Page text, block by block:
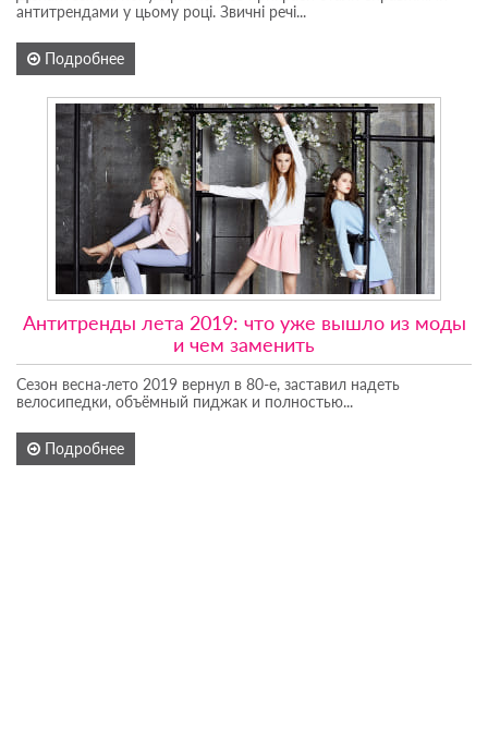
антитрендами у цьому році. Звичні речі...
Подробнее
Антитренды лета 2019: что уже вышло из моды
и чем заменить
Сезон весна-лето 2019 вернул в 80-е, заставил надеть
велосипедки, объёмный пиджак и полностью...
Подробнее